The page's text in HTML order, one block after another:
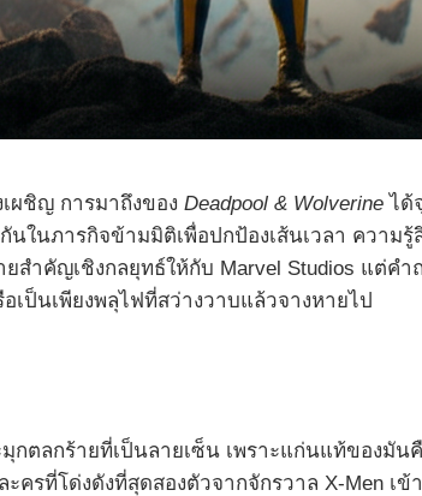
ผชิญ การมาถึงของ Deadpool & Wolverine ได้
ในภารกิจข้ามมิติเพื่อปกป้องเส้นเวลา ความ
ำคัญเชิงกลยุทธ์ให้กับ Marvel Studios แต่ค
เป็นเพียงพลุไฟที่สว่างวาบแล้วจางหายไป
ตลกร้ายที่เป็นลายเซ็น เพราะแก่นแท้ของมัน
ครที่โด่งดังที่สุดสองตัวจากจักรวาล X-Men เ